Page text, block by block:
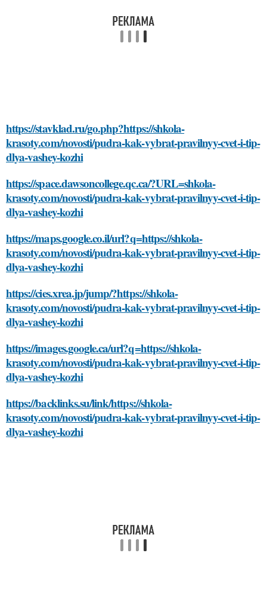
https://stavklad.ru/go.php?https://shkola-
krasoty.com/novosti/pudra-kak-vybrat-pravilnyy-cvet-i-tip-
dlya-vashey-kozhi
https://space.dawsoncollege.qc.ca/?URL=shkola-
krasoty.com/novosti/pudra-kak-vybrat-pravilnyy-cvet-i-tip-
dlya-vashey-kozhi
https://maps.google.co.il/url?q=https://shkola-
krasoty.com/novosti/pudra-kak-vybrat-pravilnyy-cvet-i-tip-
dlya-vashey-kozhi
https://cies.xrea.jp/jump/?https://shkola-
krasoty.com/novosti/pudra-kak-vybrat-pravilnyy-cvet-i-tip-
dlya-vashey-kozhi
https://images.google.ca/url?q=https://shkola-
krasoty.com/novosti/pudra-kak-vybrat-pravilnyy-cvet-i-tip-
dlya-vashey-kozhi
https://backlinks.su/link/https://shkola-
krasoty.com/novosti/pudra-kak-vybrat-pravilnyy-cvet-i-tip-
dlya-vashey-kozhi